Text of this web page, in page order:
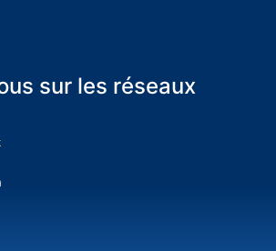
sur les réseaux